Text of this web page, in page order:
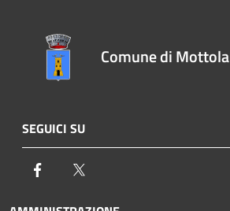
Comune di Mottola
SEGUICI SU
Facebook